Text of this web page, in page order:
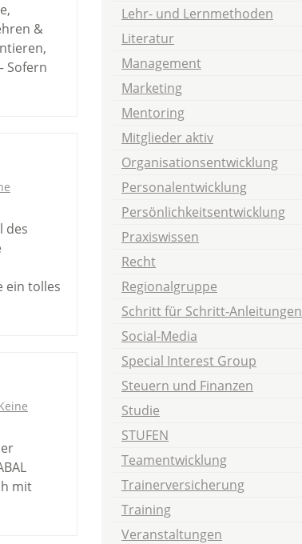
&
Sofern
des
ein tolles
mit
Lehr- und Lernmethoden
Literatur
Management
Marketing
Mentoring
Mitglieder aktiv
Organisationsentwicklung
Personalentwicklung
Persönlichkeitsentwicklung
Praxiswissen
Recht
Regionalgruppe
Schritt für Schritt-Anleitungen
Social-Media
Special Interest Group
Steuern und Finanzen
Studie
STUFEN
Teamentwicklung
Trainerversicherung
Training
Veranstaltungen